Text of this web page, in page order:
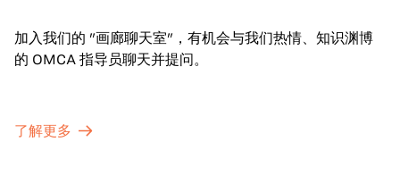
加入我们的 "画廊聊天室"，有机会与我们热情、知识渊博
的 OMCA 指导员聊天并提问。
了解更多